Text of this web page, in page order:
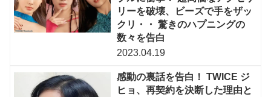
リーを破壊、ビーズで手をザッ
クリ・・ 驚きのハプニングの
数々を告白
2023.04.19
感動の裏話を告白！ TWICE ジ
ヒョ、再契約を決断した理由と